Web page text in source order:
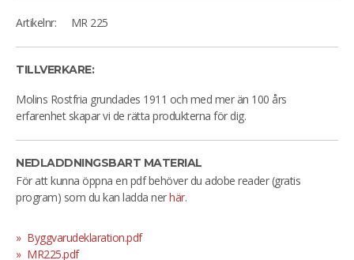
Artikelnr: MR 225
TILLVERKARE:
Molins Rostfria grundades 1911 och med mer än 100 års
erfarenhet skapar vi de rätta produkterna för dig.
NEDLADDNINGSBART MATERIAL
För att kunna öppna en pdf behöver du adobe reader (gratis
program) som du kan ladda nerhär.
Byggvarudeklaration.pdf
MR225.pdf